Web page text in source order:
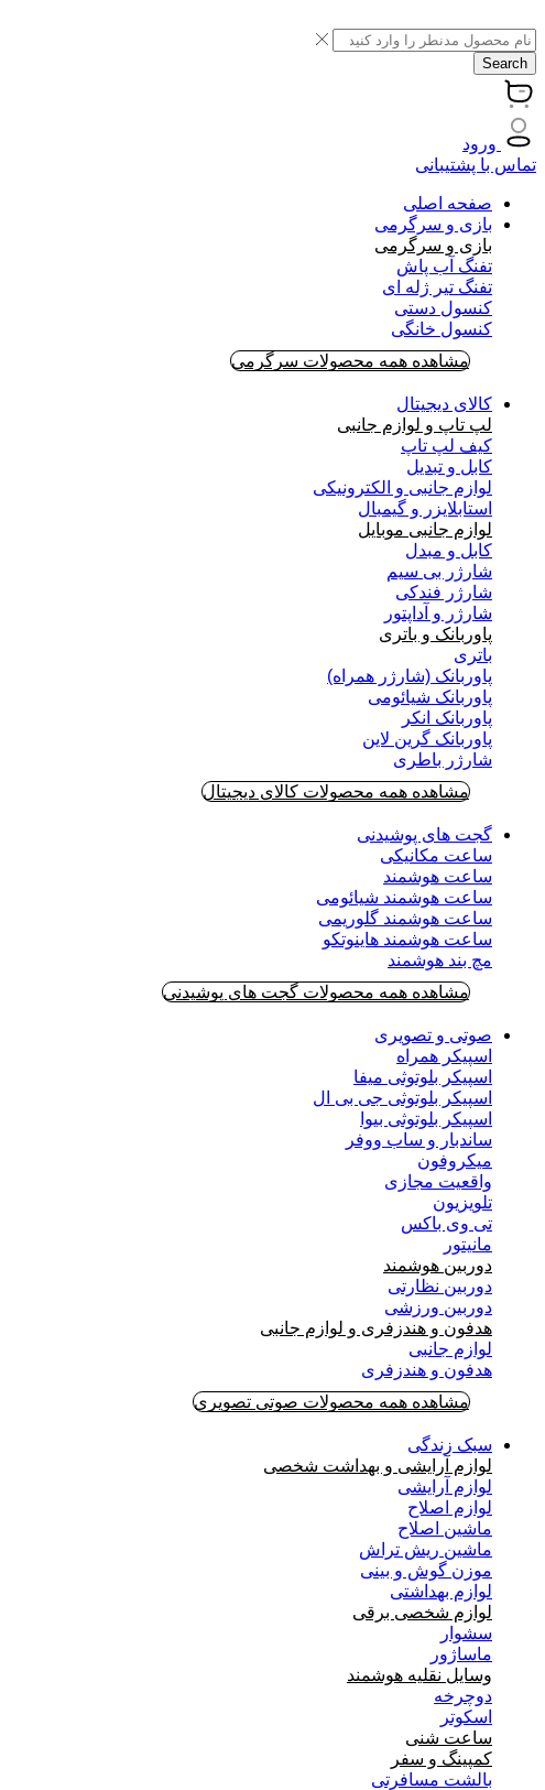
Search
ورود
تماس با پشتیبانی
صفحه اصلی
بازی و سرگرمی
بازی و سرگرمی
تفنگ آب پاش
تفنگ تیر ژله ای
کنسول دستی
کنسول خانگی
مشاهده همه محصولات سرگرمی
کالای دیجیتال
لپ تاپ و لوازم جانبی
کیف لپ تاپ
کابل و تبدیل
لوازم جانبی و الکترونیکی
استابلایزر و گیمبال
لوازم جانبی موبایل
کابل و مبدل
شارژر بی سیم
شارژر فندکی
شارژر و آداپتور
پاوربانک و باتری
باتری
پاوربانک (شارژر همراه)
پاوربانک شیائومی
پاوربانک انکر
پاوربانک گرین لاین
شارژر باطری
مشاهده همه محصولات کالای دیجیتال
گجت های پوشیدنی
ساعت مکانیکی
ساعت هوشمند
ساعت هوشمند شیائومی
ساعت هوشمند گلوریمی
ساعت هوشمند هاینوتکو
مچ بند هوشمند
مشاهده همه محصولات گجت های پوشیدنی
صوتی و تصویری
اسپیکر همراه
اسپیکر بلوتوثی میفا
اسپیکر بلوتوثی جی بی ال
اسپیکر بلوتوثی بیوا
ساندبار و ساب ووفر
میکروفون
واقعیت مجازی
تلویزیون
تی وی باکس
مانیتور
دوربین هوشمند
دوربین نظارتی
دوربین ورزشی
هدفون و هندزفری و لوازم جانبی
لوازم جانبی
هدفون و هندزفری
مشاهده همه محصولات صوتی تصویری
سبک زندگی
لوازم آرایشی و بهداشت شخصی
لوازم آرایشی
لوازم اصلاح
ماشین اصلاح
ماشین ریش تراش
موزن گوش و بینی
لوازم بهداشتی
لوازم شخصی برقی
سشوار
ماساژور
وسایل نقلیه هوشمند
دوچرخه
اسکوتر
ساعت شنی
کمپینگ و سفر
بالشت مسافرتی